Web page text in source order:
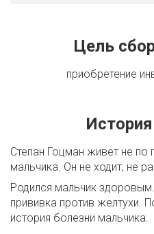
Цель
приобретение
Степан Гоцман живет не по
мальчика. Он не ходит, не
Родился мальчик
прививка против желтухи.
история болезни мальчика.